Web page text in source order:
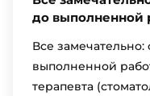
до выполненной
Все
выполненной
терапевта